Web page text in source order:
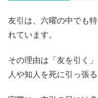
友引は、六曜の中でも
れています。
その理由は「友を引く
人や知人を死に引っ張